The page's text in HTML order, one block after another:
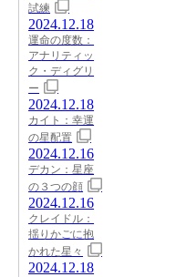
試練
2024.12.18
運命の度数：
アナリティッ
ク・ディグリ
ー
2024.12.18
カイト：幸運
の星配置
2024.12.16
デカン：星座
の３つの顔
2024.12.16
クレイドル：
揺りかごに抱
かれた星々
2024.12.18